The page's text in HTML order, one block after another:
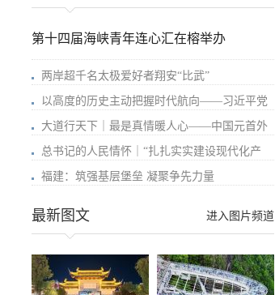
第十四届海峡青年连心汇在榕举办
两岸超千名太极爱好者翔安“比武”
以高度的历史主动把握时代航向——习近平党
大道行天下｜最是真情暖人心——中国元首外
总书记的人民情怀｜“扎扎实实建设现代化产
福建：筑强基层堡垒 凝聚争先力量
进入图片频道
最新图文